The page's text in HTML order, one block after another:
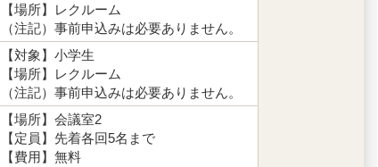
【場所】レクルーム
（注記）事前申込みは必要ありません。
【対象】小学生
【場所】レクルーム
（注記）事前申込みは必要ありません。
【場所】会議室2
【定員】先着各回5名まで
【費用】無料